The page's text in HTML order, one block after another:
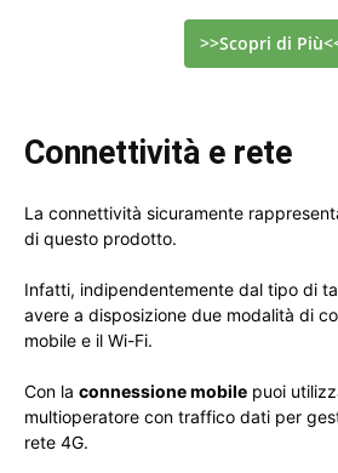
>>Scopri di
Connettività e rete
La connettività sicuramente
di questo prodotto.
Infatti, indipendentemente dal tipo di
avere a disposizione due modalità di
mobile e il Wi-Fi.
Con la connessione mobile puoi
multioperatore con traffico dati per
rete 4G.